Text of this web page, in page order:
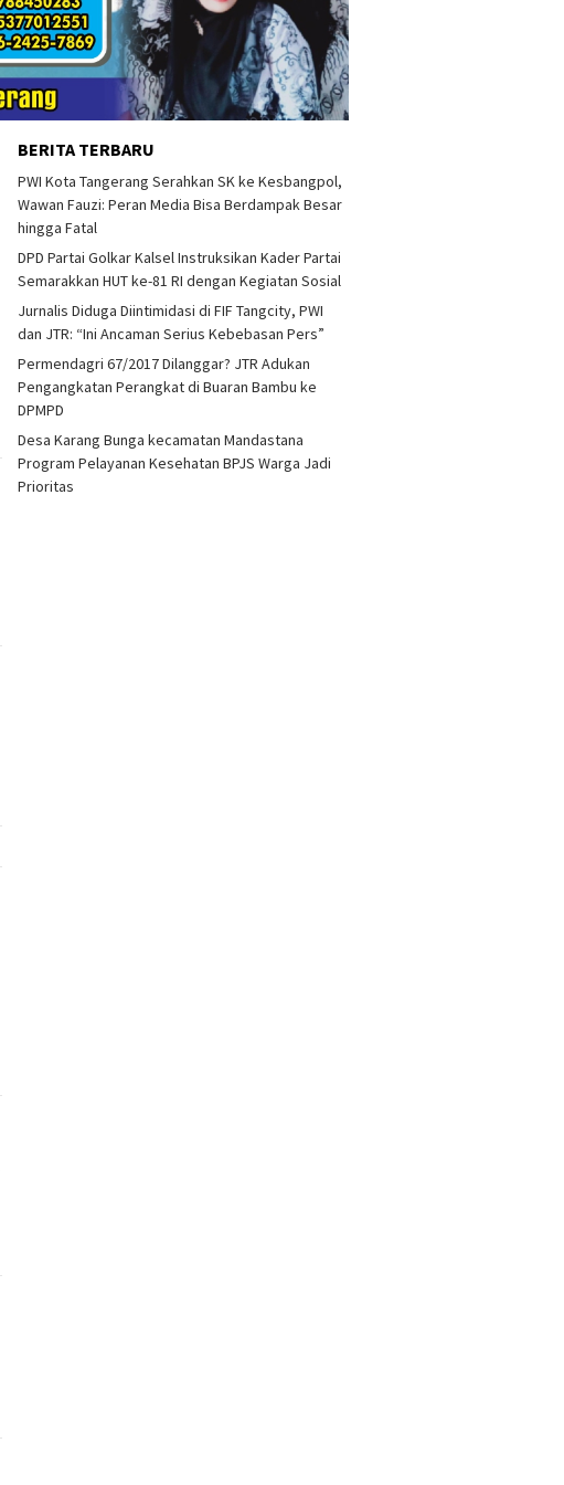
BERITA TERBARU
PWI Kota Tangerang Serahkan SK ke Kesbangpol,
Wawan Fauzi: Peran Media Bisa Berdampak Besar
hingga Fatal
DPD Partai Golkar Kalsel Instruksikan Kader Partai
Semarakkan HUT ke-81 RI dengan Kegiatan Sosial
Jurnalis Diduga Diintimidasi di FIF Tangcity, PWI
dan JTR: “Ini Ancaman Serius Kebebasan Pers”
Permendagri 67/2017 Dilanggar? JTR Adukan
Pengangkatan Perangkat di Buaran Bambu ke
DPMPD
Desa Karang Bunga kecamatan Mandastana
Program Pelayanan Kesehatan BPJS Warga Jadi
Prioritas